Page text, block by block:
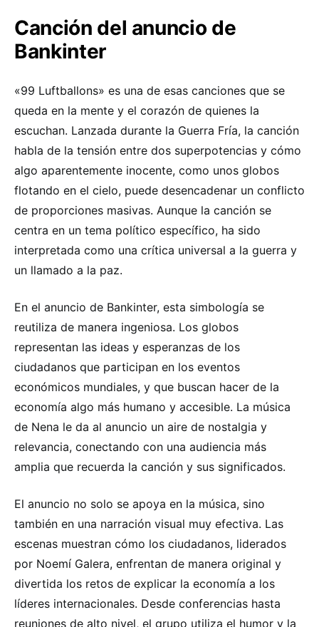
Canción del anuncio de
Bankinter
«99 Luftballons» es una de esas canciones que se
queda en la mente y el corazón de quienes la
escuchan. Lanzada durante la Guerra Fría, la canción
habla de la tensión entre dos superpotencias y cómo
algo aparentemente inocente, como unos globos
flotando en el cielo, puede desencadenar un conflicto
de proporciones masivas. Aunque la canción se
centra en un tema político específico, ha sido
interpretada como una crítica universal a la guerra y
un llamado a la paz.
En el anuncio de Bankinter, esta simbología se
reutiliza de manera ingeniosa. Los globos
representan las ideas y esperanzas de los
ciudadanos que participan en los eventos
económicos mundiales, y que buscan hacer de la
economía algo más humano y accesible. La música
de Nena le da al anuncio un aire de nostalgia y
relevancia, conectando con una audiencia más
amplia que recuerda la canción y sus significados.
El anuncio no solo se apoya en la música, sino
también en una narración visual muy efectiva. Las
escenas muestran cómo los ciudadanos, liderados
por Noemí Galera, enfrentan de manera original y
divertida los retos de explicar la economía a los
líderes internacionales. Desde conferencias hasta
reuniones de alto nivel, el grupo utiliza el humor y la